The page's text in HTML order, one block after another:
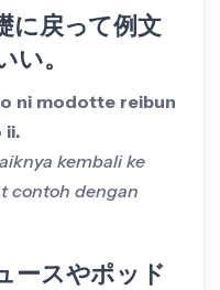
に戻って例文
い。
ni modotte reibun
ii.
kembali ke
contoh dengan
ースやポッド